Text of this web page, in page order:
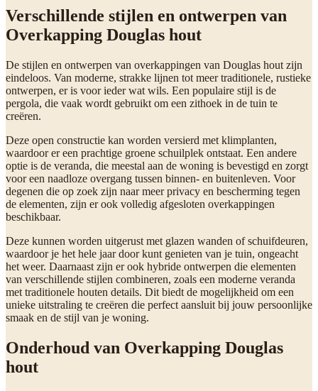
Verschillende stijlen en ontwerpen van
Overkapping Douglas hout
De stijlen en ontwerpen van overkappingen van Douglas hout zijn
eindeloos. Van moderne, strakke lijnen tot meer traditionele, rustieke
ontwerpen, er is voor ieder wat wils. Een populaire stijl is de
pergola, die vaak wordt gebruikt om een zithoek in de tuin te
creëren.
Deze open constructie kan worden versierd met klimplanten,
waardoor er een prachtige groene schuilplek ontstaat. Een andere
optie is de veranda, die meestal aan de woning is bevestigd en zorgt
voor een naadloze overgang tussen binnen- en buitenleven. Voor
degenen die op zoek zijn naar meer privacy en bescherming tegen
de elementen, zijn er ook volledig afgesloten overkappingen
beschikbaar.
Deze kunnen worden uitgerust met glazen wanden of schuifdeuren,
waardoor je het hele jaar door kunt genieten van je tuin, ongeacht
het weer. Daarnaast zijn er ook hybride ontwerpen die elementen
van verschillende stijlen combineren, zoals een moderne veranda
met traditionele houten details. Dit biedt de mogelijkheid om een
unieke uitstraling te creëren die perfect aansluit bij jouw persoonlijke
smaak en de stijl van je woning.
Onderhoud van Overkapping Douglas
hout